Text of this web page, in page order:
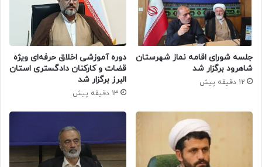
جلسه شورای اقامه نماز شهرستان
شاهرود برگزار شد
12 دقیقه پیش
دوره آموزشی اخلاق حرفه‌ای ویژه
قضات و کارکنان دادگستری استان
البرز برگزار شد
13 دقیقه پیش